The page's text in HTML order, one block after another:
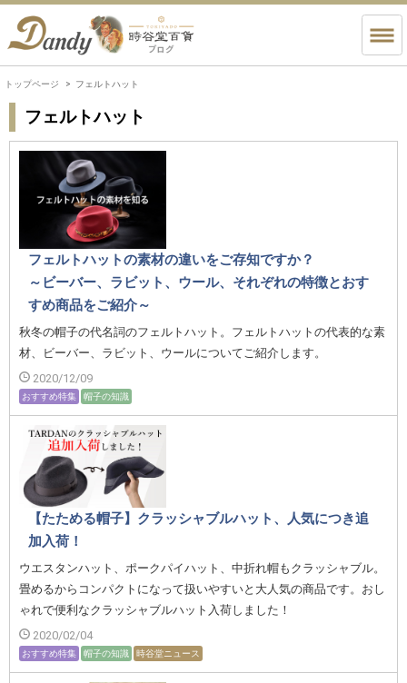
トップページ フェルトハット
フェルトハット
フェルトハットの素材の違いをご存知ですか？
～ビーバー、ラビット、ウール、それぞれの特徴とおす
すめ商品をご紹介～
秋冬の帽子の代名詞のフェルトハット。フェルトハットの代表的な素
材、ビーバー、ラビット、ウールについてご紹介します。
2020/12/09
おすすめ特集 帽子の知識
【たためる帽子】クラッシャブルハット、人気につき追
加入荷！
ウエスタンハット、ポークパイハット、中折れ帽もクラッシャブル。
畳めるからコンパクトになって扱いやすいと大人気の商品です。おし
ゃれで便利なクラッシャブルハット入荷しました！
2020/02/04
おすすめ特集 帽子の知識 時谷堂ニュース